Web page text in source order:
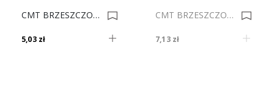
CMT BRZESZCZOT JT101B-25 0002735
5,03 zł
CMT BRZESZCZOT JT244D 0002742
7,13 zł